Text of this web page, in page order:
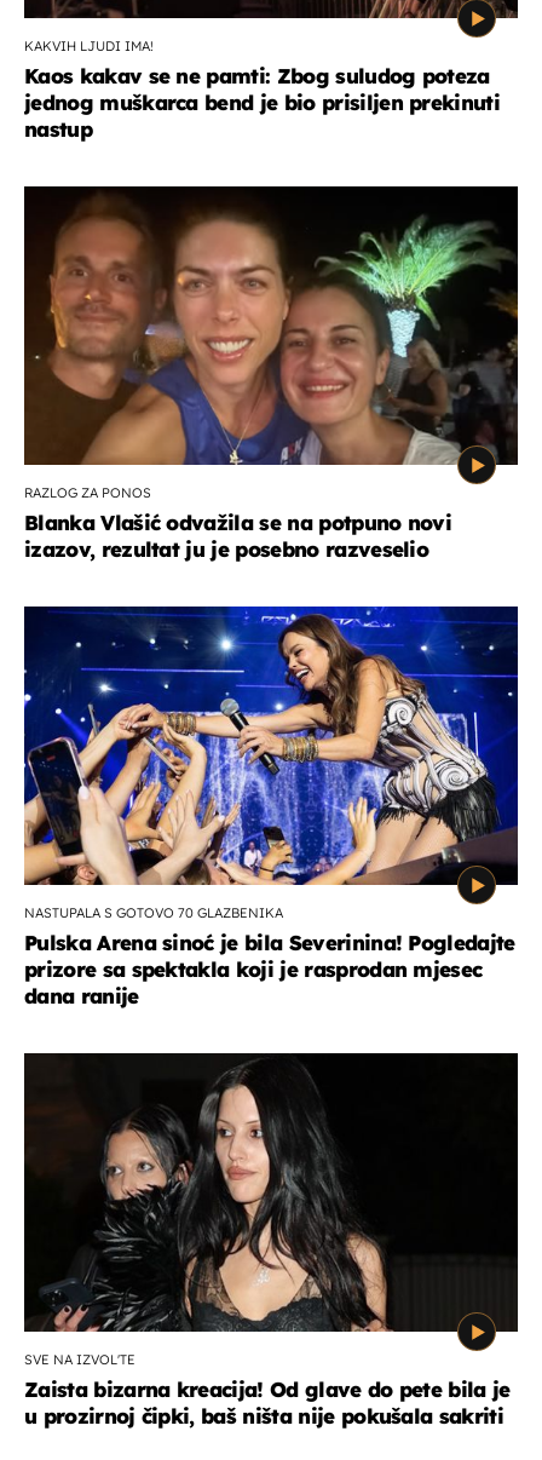
KAKVIH LJUDI IMA!
Kaos kakav se ne pamti: Zbog suludog poteza
jednog muškarca bend je bio prisiljen prekinuti
nastup
RAZLOG ZA PONOS
Blanka Vlašić odvažila se na potpuno novi
izazov, rezultat ju je posebno razveselio
NASTUPALA S GOTOVO 70 GLAZBENIKA
Pulska Arena sinoć je bila Severinina! Pogledajte
prizore sa spektakla koji je rasprodan mjesec
dana ranije
SVE NA IZVOL'TE
Zaista bizarna kreacija! Od glave do pete bila je
u prozirnoj čipki, baš ništa nije pokušala sakriti